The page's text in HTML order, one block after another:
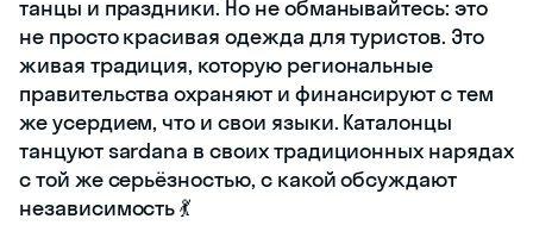
танцы и праздники. Но не обманывайтесь: это
не просто красивая одежда для туристов. Это
живая традиция, которую региональные
правительства охраняют и финансируют с тем
же усердием, что и свои языки. Каталонцы
танцуют sardana в своих традиционных нарядах
с той же серьёзностью, с какой обсуждают
независимость 💃